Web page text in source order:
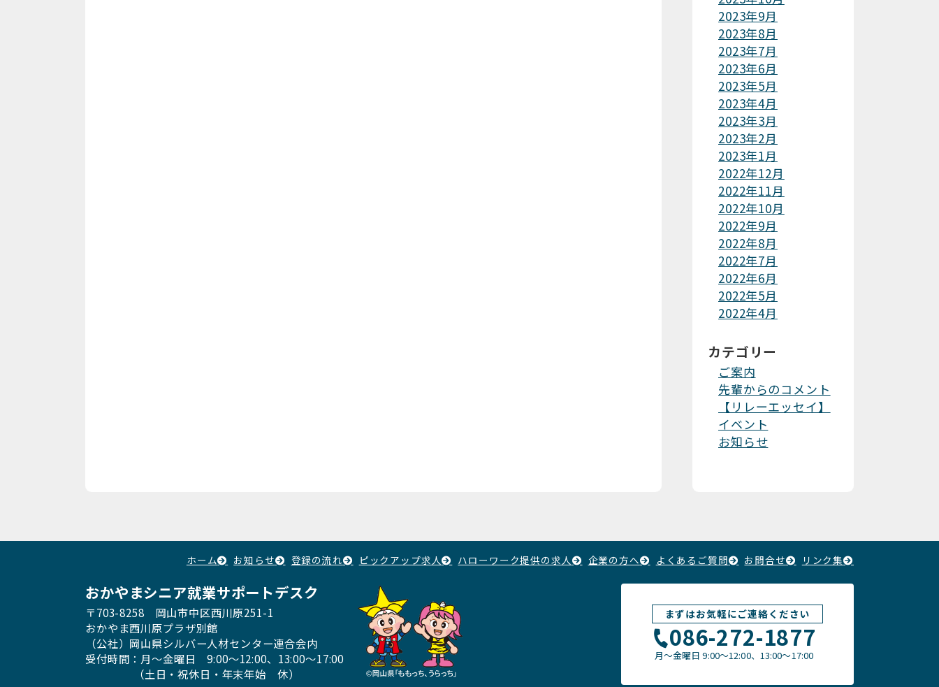
2023年9月
2023年8月
2023年7月
2023年6月
2023年5月
2023年4月
2023年3月
2023年2月
2023年1月
2022年12月
2022年11月
2022年10月
2022年9月
2022年8月
2022年7月
2022年6月
2022年5月
2022年4月
カテゴリー
ご案内
先輩からのコメント
【リレーエッセイ】
イベント
お知らせ
ホーム お知らせ 登録の流れ ピックアップ求人 ハローワーク提供の求人 企業の方へ よくあるご質問 お問合せ リンク集
おかやまシニア就業サポートデスク
〒703-8258 岡山市中区西川原251-1
おかやま西川原プラザ別館
（公社）岡山県シルバー人材センター連合会内
受付時間：月〜金曜日9:00～12:00、13:00〜17:00
（土日・祝休日・年末年始 休）
まずはお気軽にご連絡ください
086-272-1877
月〜金曜日9:00～12:00、13:00〜17:00